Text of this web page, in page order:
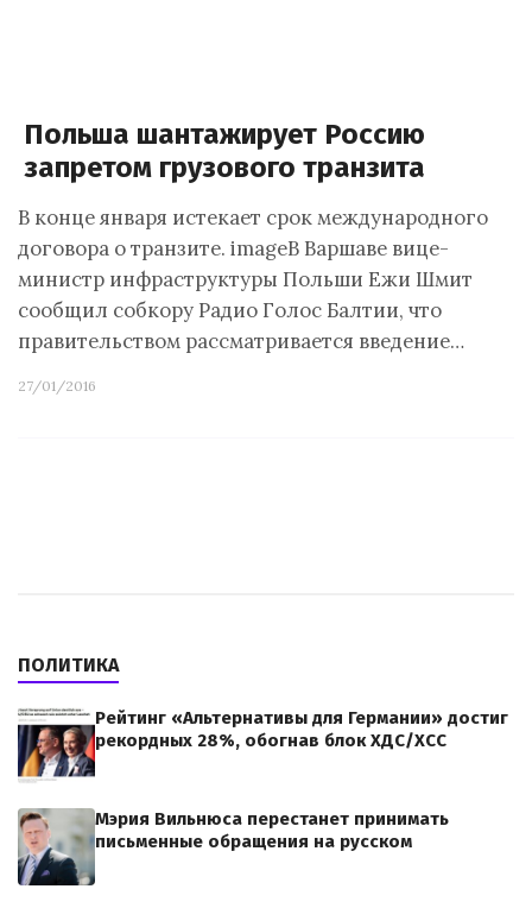
Польша шантажирует Россию
запретом грузового транзита
В конце января истекает срок международного
договора о транзите. imageВ Варшаве вице-
министр инфраструктуры Польши Ежи Шмит
сообщил собкору Радио Голос Балтии, что
правительством рассматривается введение…
27/01/2016
ПОЛИТИКА
Рейтинг «Альтернативы для Германии» достиг
рекордных 28%, обогнав блок ХДС/ХСС
Мэрия Вильнюса перестанет принимать
письменные обращения на русском